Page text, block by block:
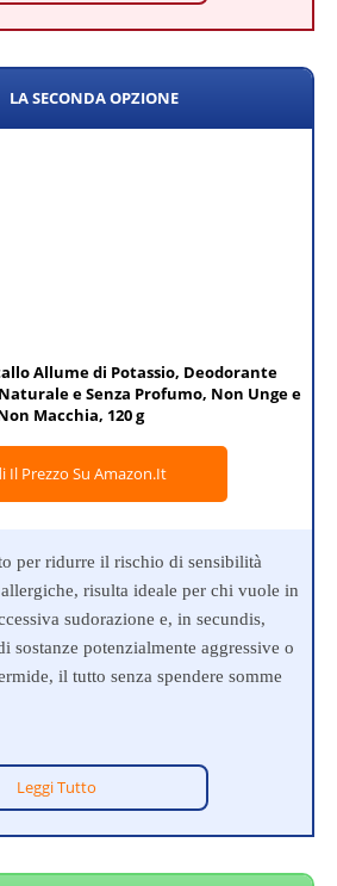
LA SECONDA OPZIONE
Allume di Potassio, Deodorante
e Senza Profumo, Non Unge e
Macchia, 120 g
Il Prezzo Su Amazon.it
per ridurre il rischio di sensibilità
risulta ideale per chi vuole in
sudorazione e, in secundis,
sostanze potenzialmente aggressive o
il tutto senza spendere somme
Leggi Tutto